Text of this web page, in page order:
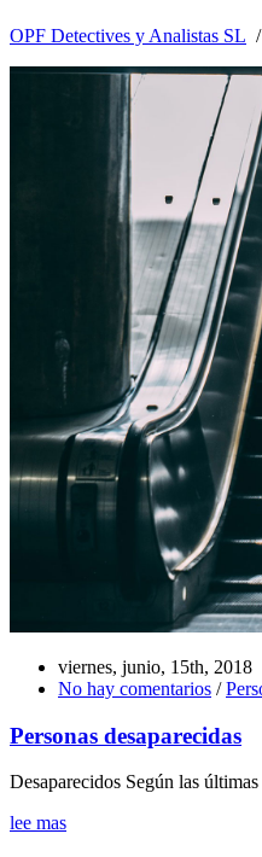
OPF Detectives y Analistas SL /
viernes, junio, 15th, 2018
No hay comentarios /
Personas desaparecidas
Desaparecidos Según las
lee mas